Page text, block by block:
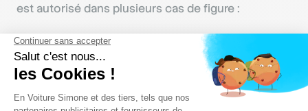
est autorisé dans plusieurs cas de figure :
Lors de la saisie du véhicule par la
fourrière ou la police
Un sabot pour immobiliser une voiture est ainsi